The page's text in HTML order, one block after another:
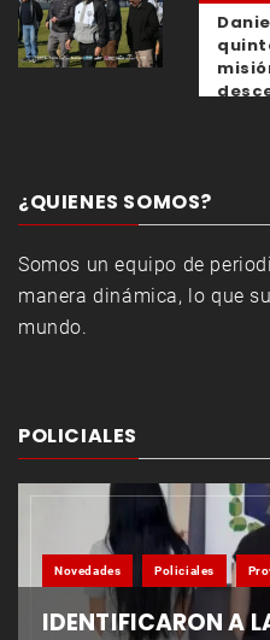
¿QUIENES SOMOS?
Somos un equipo de
manera dinámica, lo que
mundo.
POLICIALES
Novedades Policiales
IDENTIFICARON A